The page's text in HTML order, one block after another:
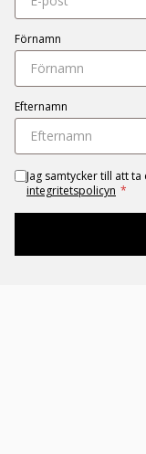
Förnamn
Efternamn
Jag samtycker till att
integritetspolicyn *